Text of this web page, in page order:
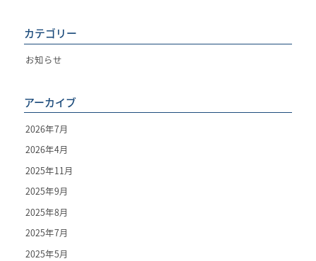
カテゴリー
お知らせ
アーカイブ
2026年7月
2026年4月
2025年11月
2025年9月
2025年8月
2025年7月
2025年5月